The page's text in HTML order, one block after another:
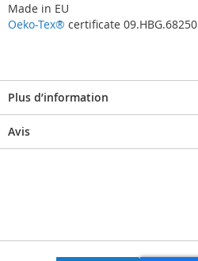
Made in EU
Oeko-Tex® certificate 09.HBG.68250
Plus d’information
Avis